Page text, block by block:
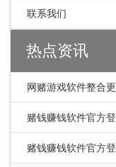
联系我们
热点资讯
网赌游戏软件整合
件
赌钱赚钱软件官方
戏软件
赌钱赚钱软件官方